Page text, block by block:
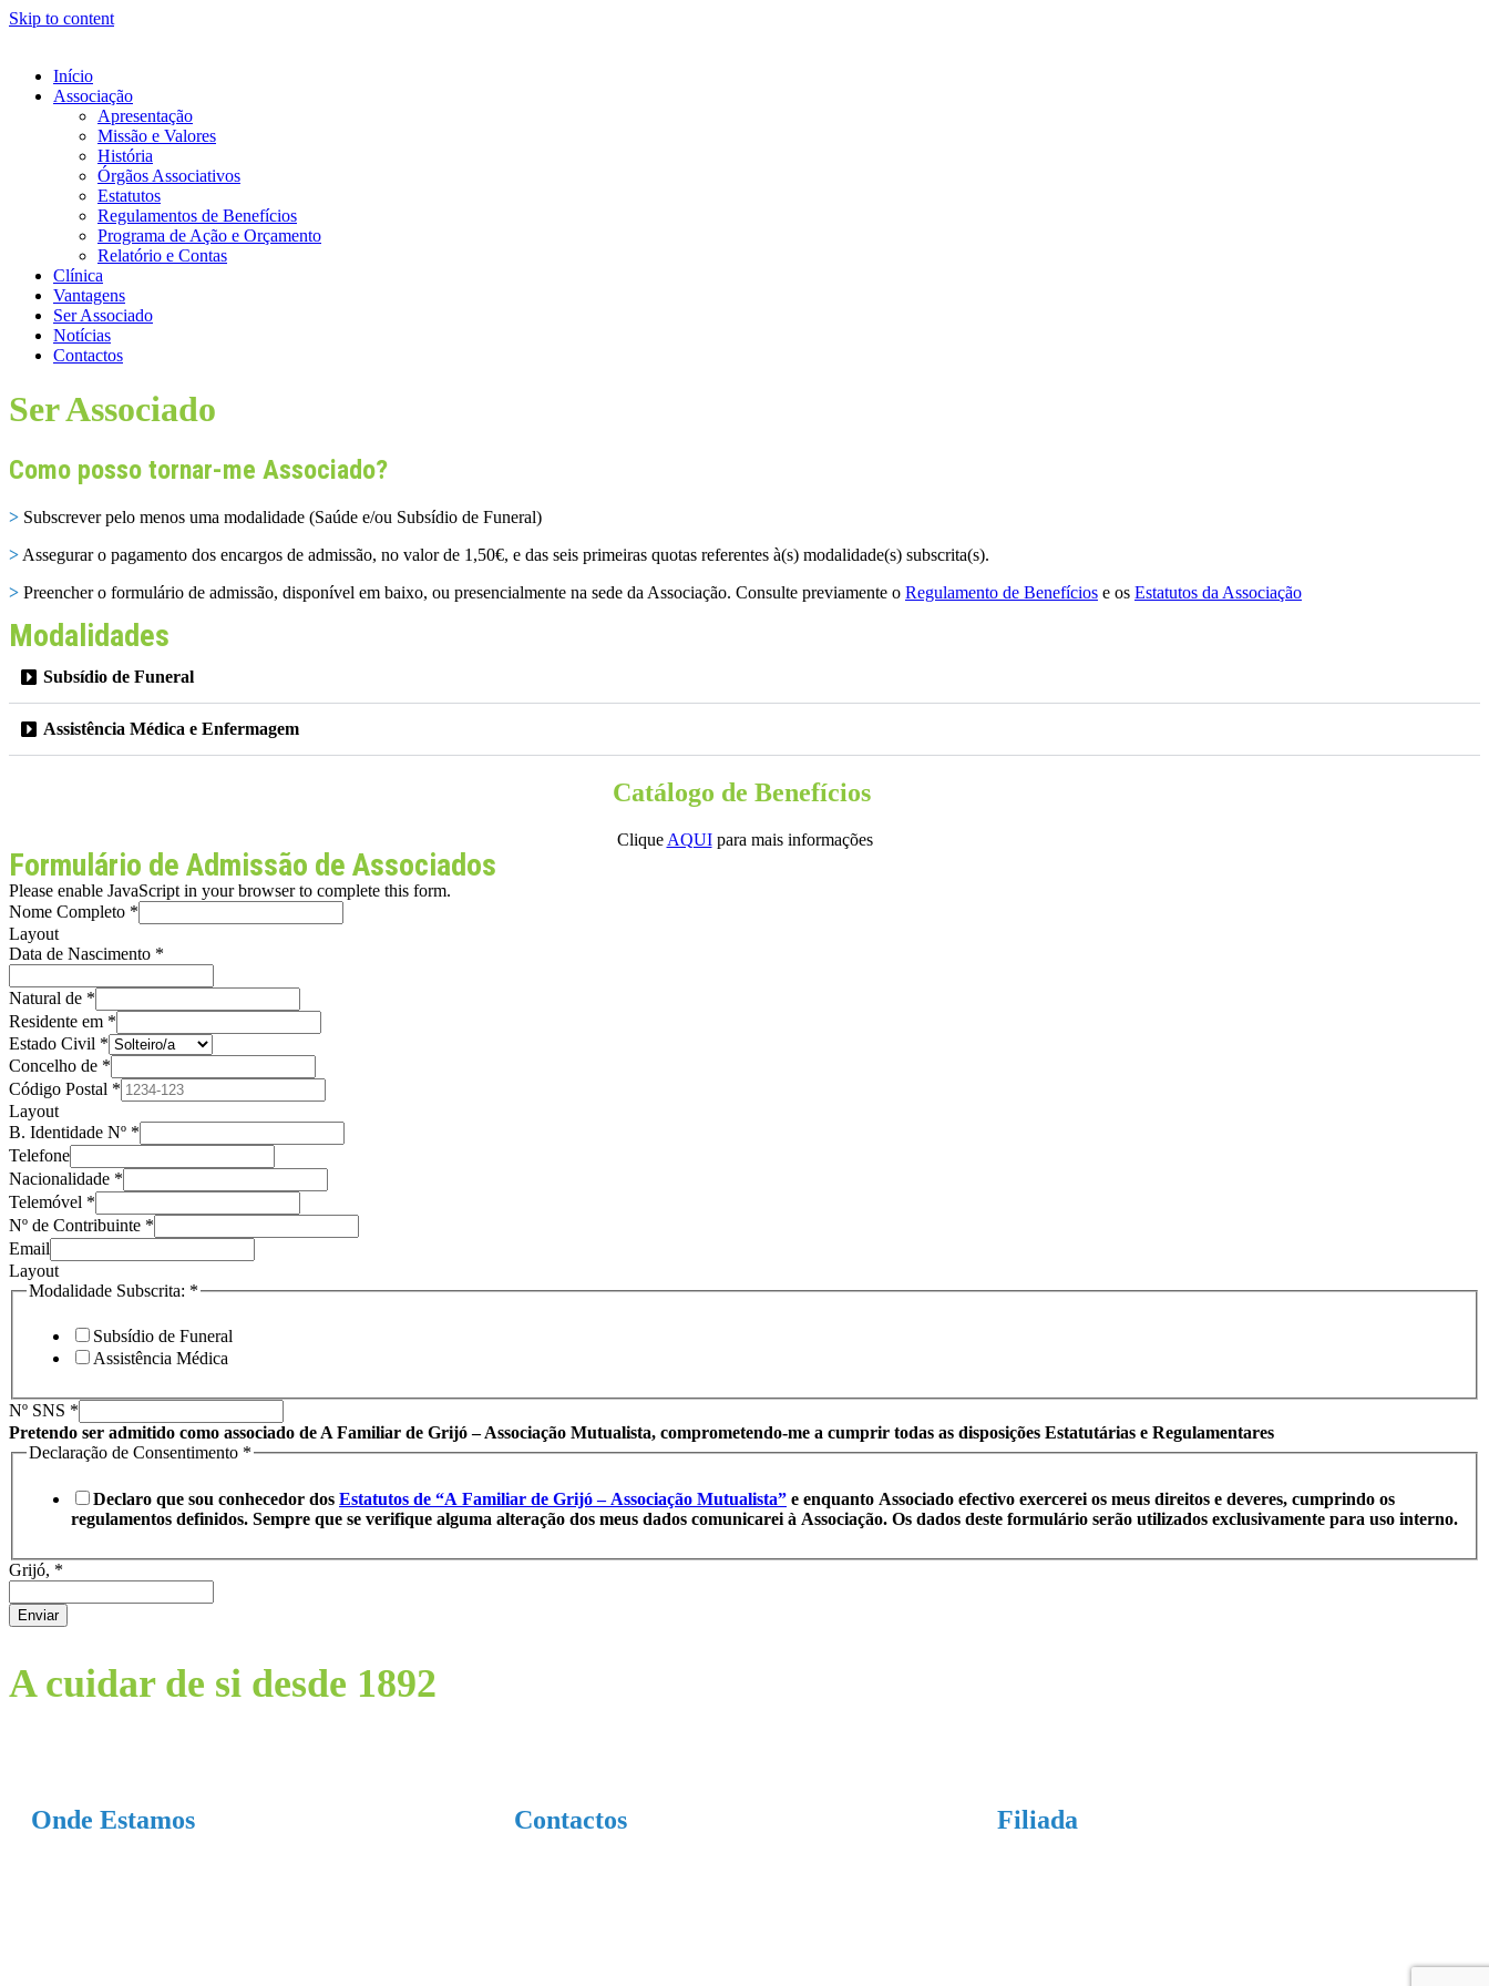
Skip to content
Início
Associação
Apresentação
Missão e Valores
História
Órgãos Associativos
Estatutos
Regulamentos de Benefícios
Programa de Ação e Orçamento
Relatório e Contas
Clínica
Vantagens
Ser Associado
Notícias
Contactos
Ser Associado
Como posso tornar-me Associado?
> Subscrever pelo menos uma modalidade (Saúde e/ou Subsídio de Funeral)
> Assegurar o pagamento dos encargos de admissão, no valor de 1,50€, e das seis primeiras quotas referentes à(s) modalidade(s) subscrita(s).
> Preencher o formulário de admissão, disponível em baixo, ou presencialmente na sede da Associação. Consulte previamente o Regulamento de Benefícios e os Estatutos da Associação
Modalidades
Subsídio de Funeral
Assistência Médica e Enfermagem
Catálogo de Benefícios
Clique AQUIpara mais informações
Formulário de Admissão de Associados
Please enable JavaScript in your browser to complete this form.
Nome Completo *
Layout
Data de Nascimento *
Natural de *
Residente em *
Estado Civil *
Concelho de *
Código Postal *
Layout
B. Identidade Nº *
Telefone
Nacionalidade *
Telemóvel *
Nº de Contribuinte *
Email
Layout
Modalidade Subscrita: *
Subsídio de Funeral
Assistência Médica
Nº SNS *
Pretendo ser admitido como associado de A Familiar de Grijó – Associação Mutualista, comprometendo-me a cumprir todas as disposições Estatutárias e Regulamentares
Declaração de Consentimento *
Declaro que sou conhecedor dos Estatutos de “A Familiar de Grijó – Associação Mutualista” e enquanto Associado efectivo exercerei os meus direitos e deveres, cumprindo os
regulamentos definidos. Sempre que se verifique alguma alteração dos meus dados comunicarei à Associação. Os dados deste formulário serão utilizados exclusivamente para uso interno.
Grijó, *
Enviar
A cuidar de si desde 1892
Onde Estamos Contactos Filiada